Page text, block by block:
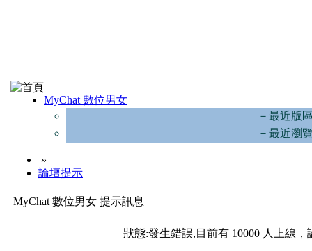
MyChat 數位男女
－最近版
－最近瀏
»
論壇提示
MyChat 數位男女 提示訊息
狀態:發生錯誤,目前有 10000 人上線